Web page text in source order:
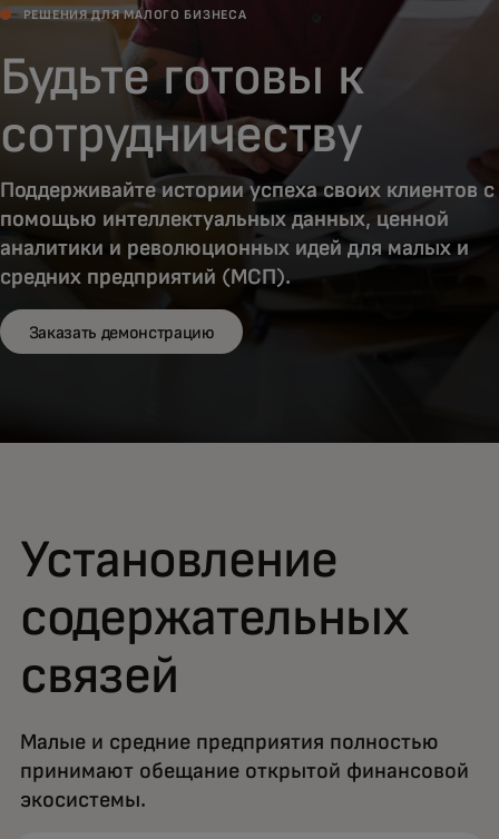
РЕШЕНИЯ ДЛЯ МАЛОГО БИЗНЕСА
Будьте готовы к
сотрудничеству
Поддерживайте истории успеха своих клиентов с
помощью интеллектуальных данных, ценной
аналитики и революционных идей для малых и
средних предприятий (МСП).
Заказать демонстрацию
Установление
содержательных
связей
Малые и средние предприятия полностью
принимают обещание открытой финансовой
экосистемы.